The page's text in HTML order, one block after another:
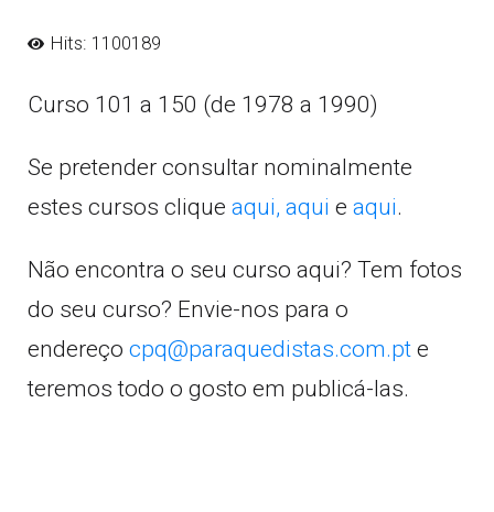
Hits: 1100189
Curso 101 a 150 (de 1978 a 1990)
Se pretender consultar nominalmente
estes cursos clique aqui, aqui e aqui.
Não encontra o seu curso aqui? Tem fotos
do seu curso? Envie-nos para o
endereço cpq@paraquedistas.com.pt e
teremos todo o gosto em publicá-las.